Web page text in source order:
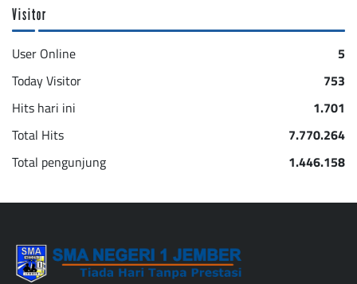
Visitor
User Online
5
Today Visitor
753
Hits hari ini
1.701
Total Hits
7.770.264
Total pengunjung
1.446.158